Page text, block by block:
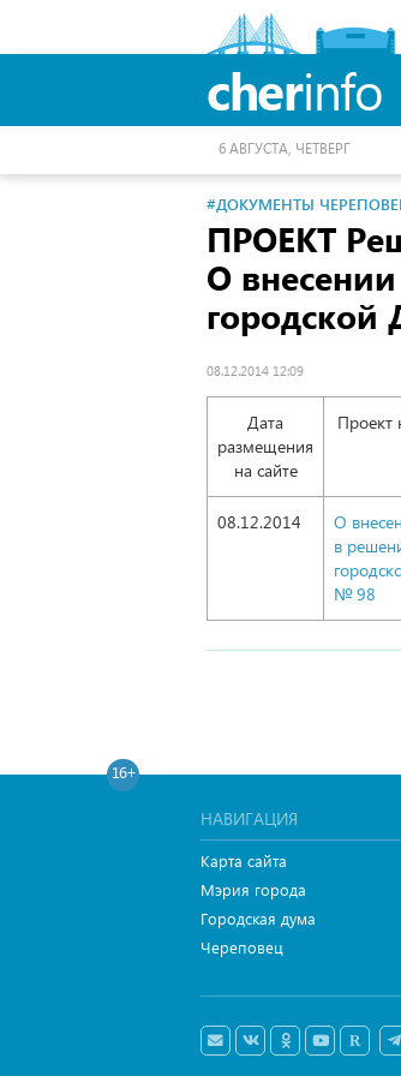
cherinfo
6 АВГУСТА, ЧЕТВЕРГ
#ДОКУМЕНТЫ
ПРОЕКТ
О
08.12.2014 12:09
Дата
размещения
на сайте
Проект
08.12.2014
О
в
№ 98
16+
НАВИГАЦИЯ
Карта сайта
Мэрия города
Городская дума
Череповец